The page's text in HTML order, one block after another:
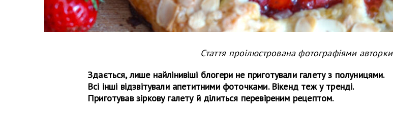
Стаття проілюстрована фотографіями авторки
Здається, лише найлінивіші блогери не приготували галету з полуницями.
Всі інші відзвітували апетитними фоточками. Вікенд теж у тренді.
Приготував зіркову галету й ділиться перевіреним рецептом.